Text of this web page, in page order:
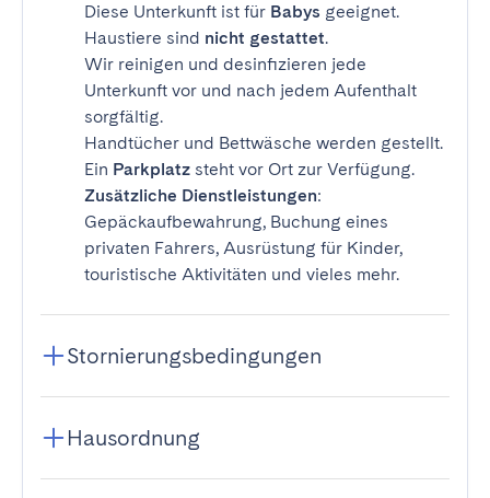
Diese Unterkunft ist für Babys geeignet.
Haustiere sind nicht gestattet.
Wir reinigen und desinfizieren jede
Unterkunft vor und nach jedem Aufenthalt
sorgfältig.
Handtücher und Bettwäsche werden gestellt.
Ein Parkplatz steht vor Ort zur Verfügung.
Zusätzliche Dienstleistungen:
Gepäckaufbewahrung, Buchung eines
privaten Fahrers, Ausrüstung für Kinder,
touristische Aktivitäten und vieles mehr.
Stornierungsbedingungen
Hausordnung